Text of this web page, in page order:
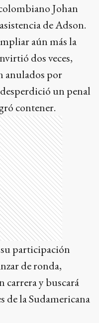
Johan
de Adson.
aún más la
dos veces,
anulados por
un penal
contener.
participación
de ronda,
carrera y buscará
de la Sudamericana